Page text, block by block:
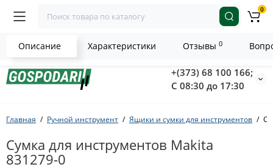
+(373) 68 100 166;
С 08:30 до 17:30
0
Главная Ручной инструмент Ящики и сумки для инструментов
Сумка для инструментов Makita
831279-0
Описание Характеристики Отзывы 0